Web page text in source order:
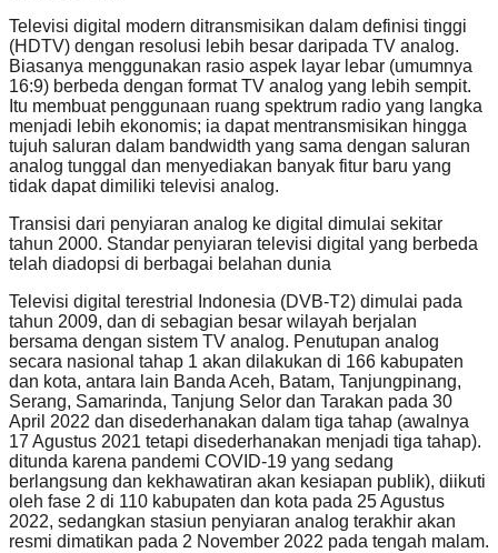
Televisi digital modern ditransmisikan dalam definisi tinggi
(HDTV) dengan resolusi lebih besar daripada TV analog.
Biasanya menggunakan rasio aspek layar lebar (umumnya
16:9) berbeda dengan format TV analog yang lebih sempit.
Itu membuat penggunaan ruang spektrum radio yang langka
menjadi lebih ekonomis; ia dapat mentransmisikan hingga
tujuh saluran dalam bandwidth yang sama dengan saluran
analog tunggal dan menyediakan banyak fitur baru yang
tidak dapat dimiliki televisi analog.
Transisi dari penyiaran analog ke digital dimulai sekitar
tahun 2000. Standar penyiaran televisi digital yang berbeda
telah diadopsi di berbagai belahan dunia
Televisi digital terestrial Indonesia (DVB-T2) dimulai pada
tahun 2009, dan di sebagian besar wilayah berjalan
bersama dengan sistem TV analog. Penutupan analog
secara nasional tahap 1 akan dilakukan di 166 kabupaten
dan kota, antara lain Banda Aceh, Batam, Tanjungpinang,
Serang, Samarinda, Tanjung Selor dan Tarakan pada 30
April 2022 dan disederhanakan dalam tiga tahap (awalnya
17 Agustus 2021 tetapi disederhanakan menjadi tiga tahap).
ditunda karena pandemi COVID-19 yang sedang
berlangsung dan kekhawatiran akan kesiapan publik), diikuti
oleh fase 2 di 110 kabupaten dan kota pada 25 Agustus
2022, sedangkan stasiun penyiaran analog terakhir akan
resmi dimatikan pada 2 November 2022 pada tengah malam.